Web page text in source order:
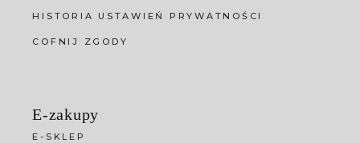
HISTORIA USTAWIEŃ PRYWATNOŚCI
COFNIJ ZGODY
E-zakupy
E-SKLEP